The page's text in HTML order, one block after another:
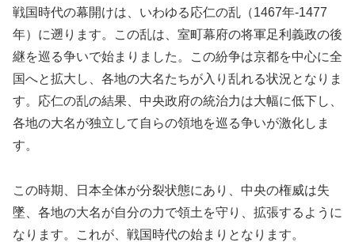
戦国時代の幕開けは、いわゆる応仁の乱（1467年-1477
年）に遡ります。この乱は、室町幕府の将軍足利義政の後
継を巡る争いで始まりました。この紛争は京都を中心に全
国へと拡大し、各地の大名たちが入り乱れる状況となりま
す。応仁の乱の結果、中央政府の統治力は大幅に低下し、
各地の大名が独立して自らの領地を巡る争いが激化しま
す。
この時期、日本全体が分裂状態にあり、中央の権威は失
墜、各地の大名が自分の力で領土を守り、拡張するように
なります。これが、戦国時代の始まりとなります。